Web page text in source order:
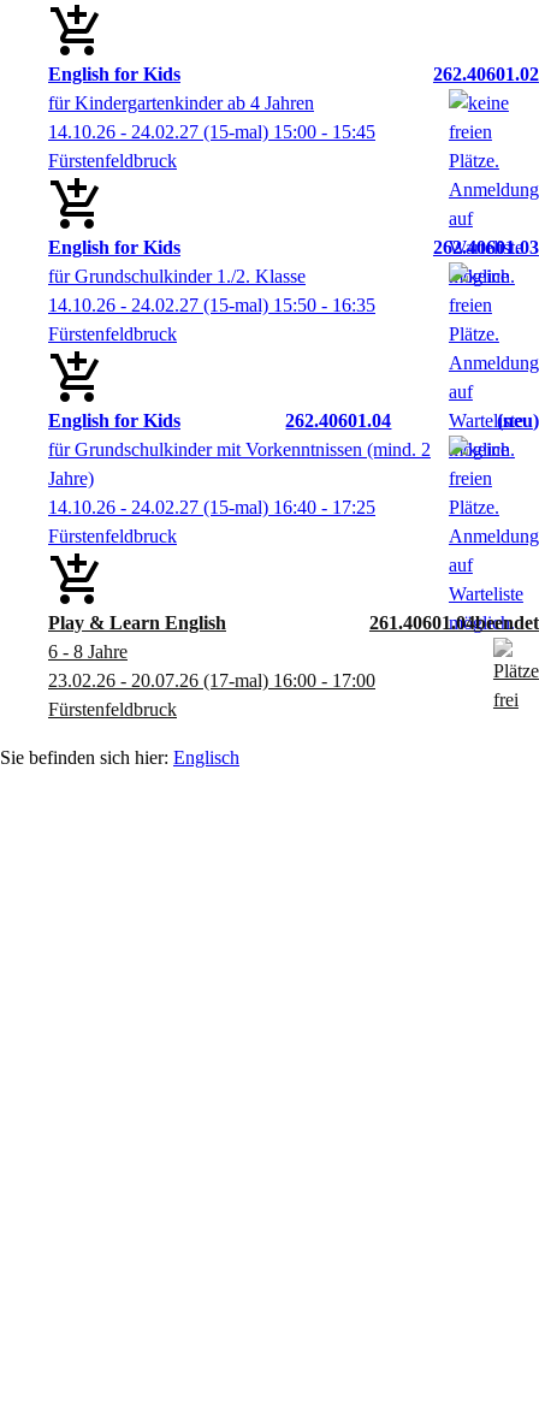
Play & Learn English
261.40601.04
6 - 8 Jahre
23.02.26 - 20.07.26 (17-mal) 16:00 - 17:00
Fürstenfeldbruck
English for Kids
262.40601.02
für Kindergartenkinder ab 4 Jahren
14.10.26 - 24.02.27 (15-mal) 15:00 - 15:45
Fürstenfeldbruck
English for Kids
262.40601.03
für Grundschulkinder 1./2. Klasse
14.10.26 - 24.02.27 (15-mal) 15:50 - 16:35
Fürstenfeldbruck
English for Kids 262.40601.04
neu
für Grundschulkinder mit Vorkenntnissen (mind. 2
Jahre)
14.10.26 - 24.02.27 (15-mal) 16:40 - 17:25
Fürstenfeldbruck
Englisch